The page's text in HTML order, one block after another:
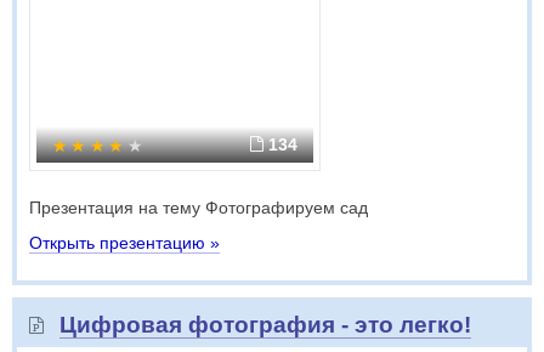
134
Презентация на тему Фотографируем сад
Открыть презентацию »
Цифровая фотография - это легко!